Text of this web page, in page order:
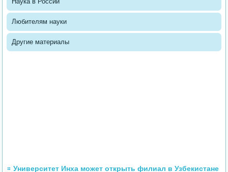
Любителям науки
Другие материалы
Университет Инха может открыть филиал в Узбекистане